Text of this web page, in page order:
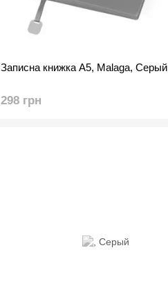
Записна книжка A5, Malaga, Серый
298 грн